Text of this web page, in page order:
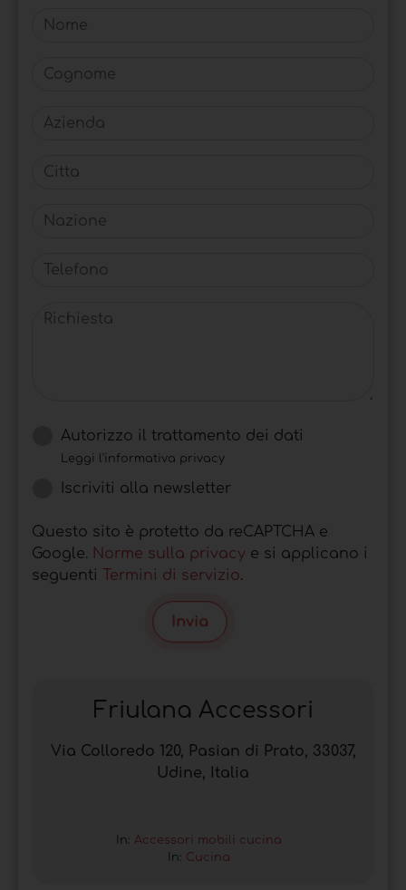
Nome
Cognome
Azienda
Citta
Nazione
Telefono
Richiesta
Autorizzo il trattamento dei dati
Leggi l'informativa privacy
Iscriviti alla newsletter
Questo sito è protetto da reCAPTCHA e
Google. Norme sulla privacy e si applicano i
seguenti
Termini di servizio.
Invia
Friulana Accessori
Via Colloredo 120, Pasian di Prato, 33037,
Udine, Italia
In: Accessori mobili cucina
In: Cucina